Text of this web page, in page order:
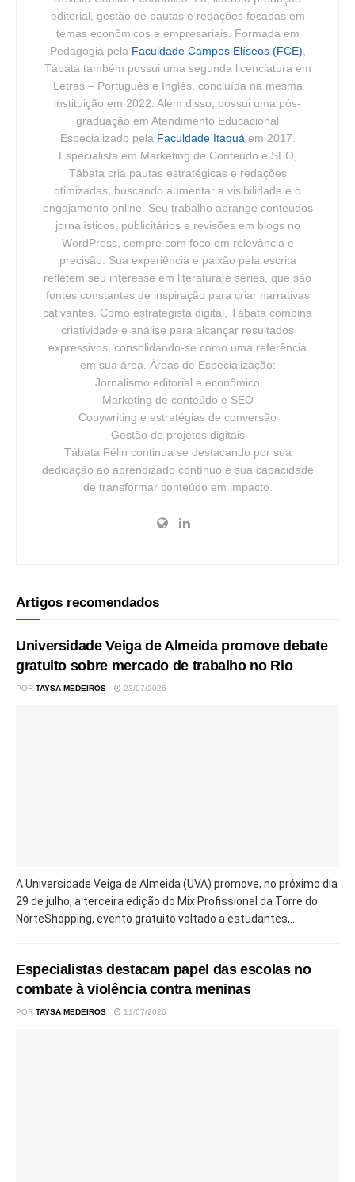
editorial, gestão de pautas e redações focadas em
temas econômicos e empresariais. Formada em
Pedagogia pela Faculdade Campos Elíseos (FCE)
Tábata também possui uma segunda licenciatura em
Letras – Português e Inglês, concluída na mesma
instituição em 2022. Além disso, possui uma pós-
graduação em Atendimento Educacional
Especializado pela Faculdade Itaquá em 2017.
Especialista em Marketing de Conteúdo e SEO,
Tábata cria pautas estratégicas e redações
otimizadas, buscando aumentar a visibilidade e o
engajamento online. Seu trabalho abrange conteúdos
jornalísticos, publicitários e revisões em blogs no
WordPress, sempre com foco em relevância e
precisão. Sua experiência e paixão pela escrita
refletem seu interesse em literatura e séries, que são
fontes constantes de inspiração para criar narrativas
cativantes. Como estrategista digital, Tábata combina
criatividade e análise para alcançar resultados
expressivos, consolidando-se como uma referência
em sua área. Áreas de Especialização:
Jornalismo editorial e econômico
Marketing de conteúdo e SEO
Copywriting e estratégias de conversão
Gestão de projetos digitais
Tábata Félin continua se destacando por sua
dedicação ao aprendizado contínuo e sua capacidade
de transformar conteúdo em impacto.
Artigos recomendados
Universidade Veiga de Almeida promove debate
gratuito sobre mercado de trabalho no Rio
POR TAYSA MEDEIROS 23/07/2026
A Universidade Veiga de Almeida (UVA) promove, no próximo dia
29 de julho, a terceira edição do Mix Profissional da Torre do
NorteShopping, evento gratuito voltado a estudantes,...
Especialistas destacam papel das escolas no
combate à violência contra meninas
POR TAYSA MEDEIROS 11/07/2026